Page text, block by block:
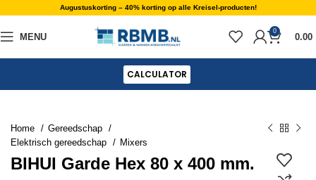
Augustuskorting – 40% korting op alle Kreisel-producten!
MENU
0
0.00
CALCULATOR
Home
Gereedschap
Elektrisch gereedschap
Mixers
BIHUI Garde Hex 80 x 400 mm.